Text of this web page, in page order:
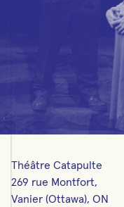
Théâtre Catapulte
269 rue Montfort,
Vanier (Ottawa), ON